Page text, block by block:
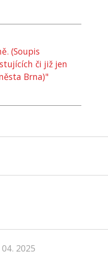
(Soupis
či již jen
Brna)"
2025